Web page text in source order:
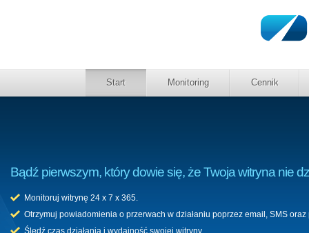
Start Monitoring Cennik
Bądź pierwszym, który dowie się, że Twoja witryna nie
Monitoruj witrynę 24 x 7 x 365.
Otrzymuj powiadomienia o przerwach w działaniu poprzez email, SMS
Śledź czas działania i wydajność swojej witryny.